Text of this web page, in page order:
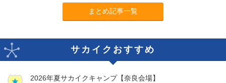
まとめ記事一覧
サカイクおすすめ
2026年夏サカイクキャンプ【奈良会場】